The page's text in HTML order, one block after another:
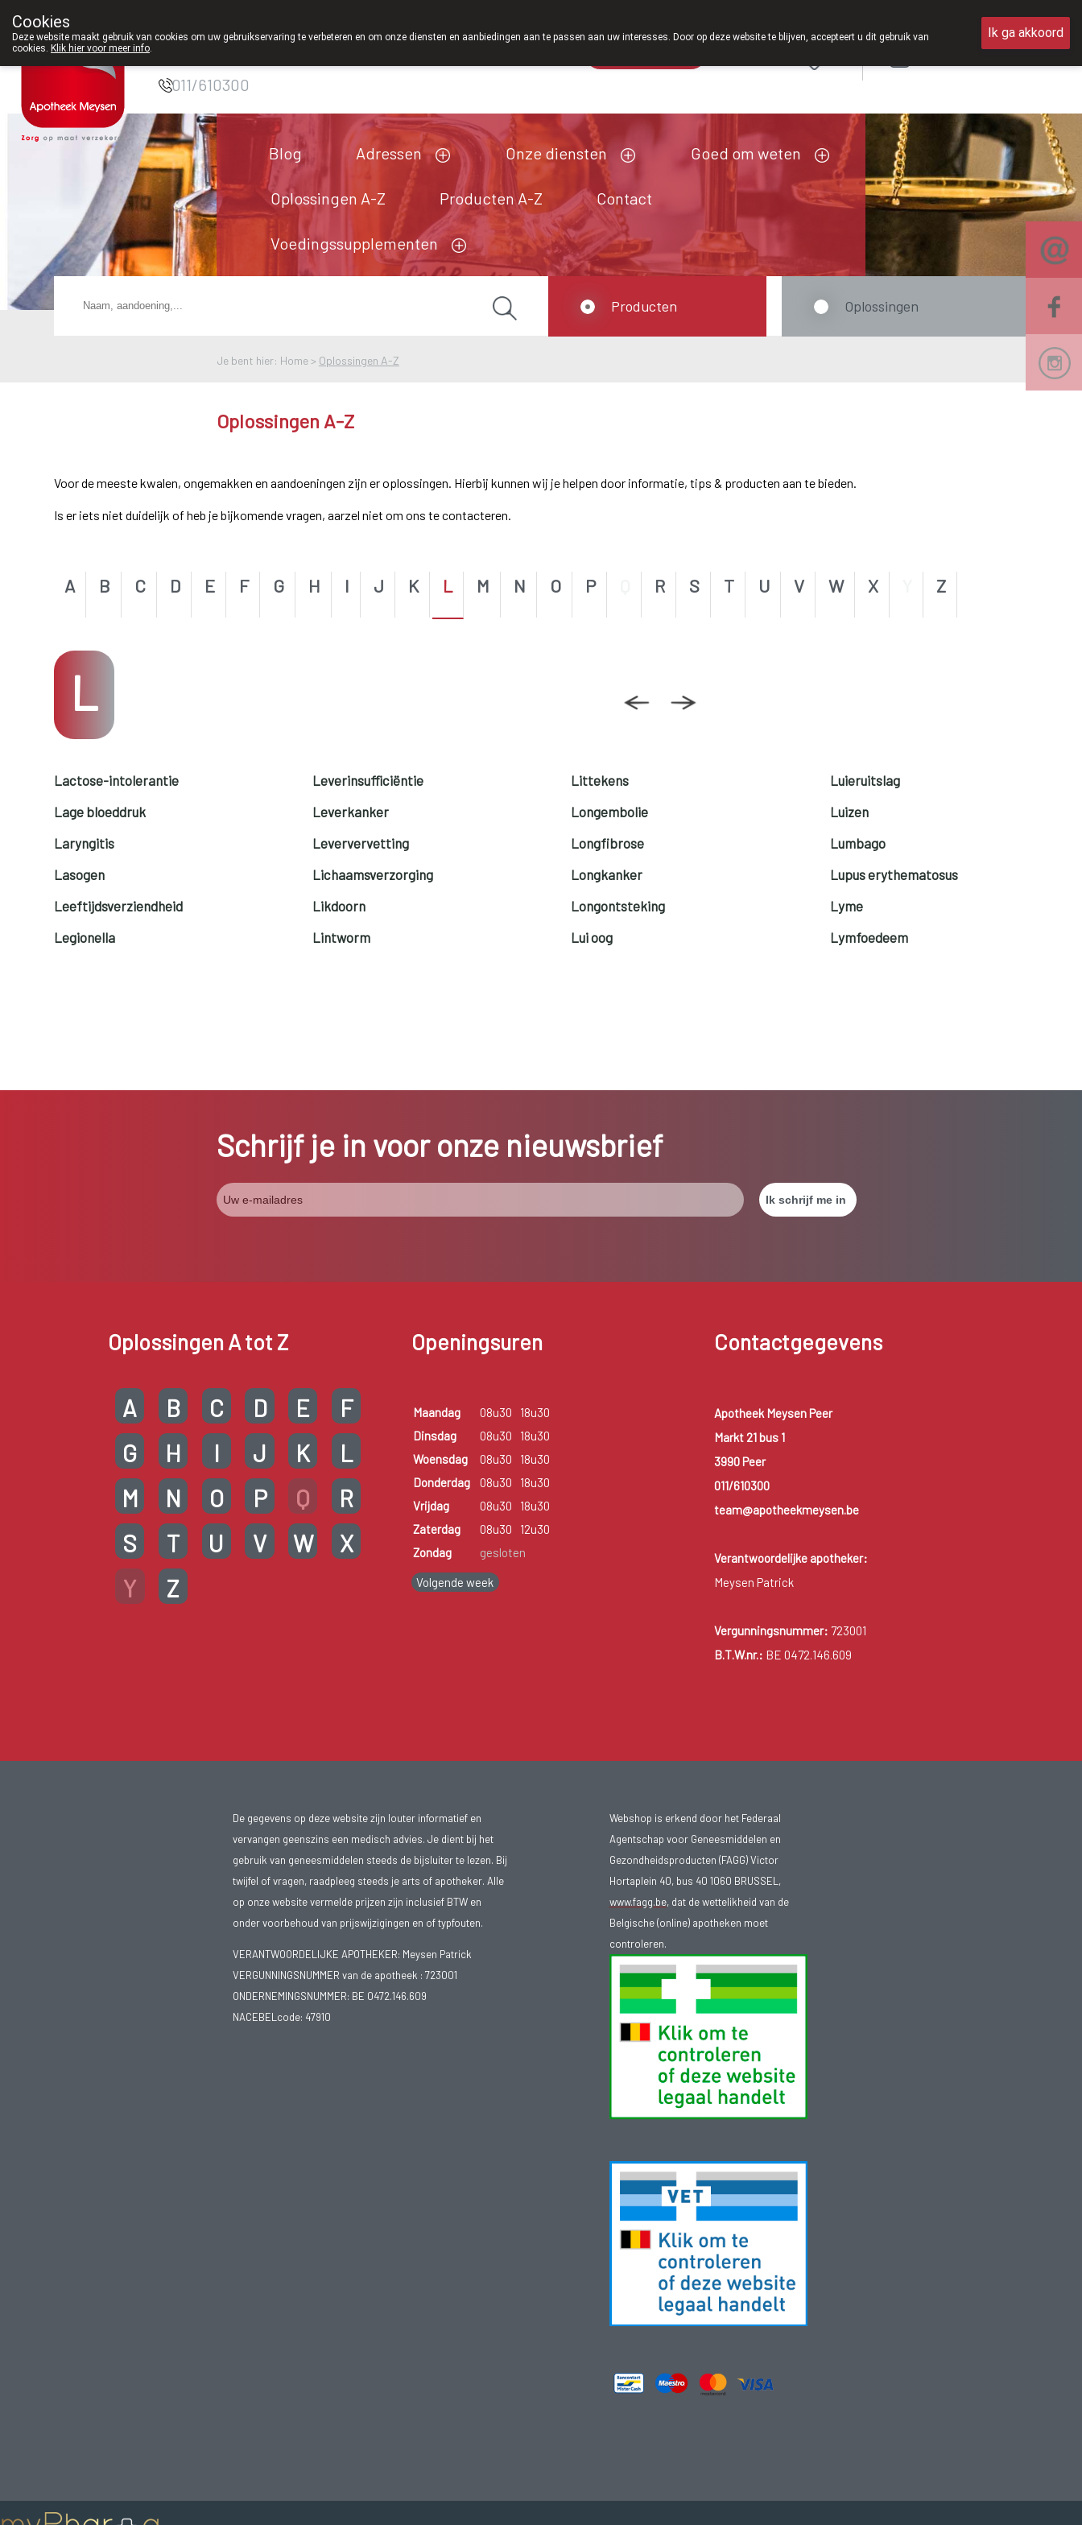
Apotheek Meysen
011/610300
Blog Adressen Onze diensten Goed om weten
Oplossingen A-Z Producten A-Z Contact
Voedingssupplementen
Je bent hier: Home > Oplossingen A-Z
Oplossingen A-Z
Producten Oplossingen
Voor de meeste kwalen, ongemakken en aandoeningen zijn er oplossingen. Hierbij kunnen wij je helpen door informatie, tips & producten aan te bieden.
Is er iets niet duidelijk of heb je bijkomende vragen, aarzel niet om ons te contacteren.
A B C D E F G H I J K L M N O P R S T U V W X Z
L
Lactose-intolerantie
Lage bloeddruk
Laryngitis
Lasogen
Leeftijdsverziendheid
Legionella
Leverinsufficiëntie
Leverkanker
Leververvetting
Lichaamsverzorging
Likdoorn
Lintworm
Littekens
Longembolie
Longfibrose
Longkanker
Longontsteking
Lui oog
Luieruitslag
Luizen
Lumbago
Lupus erythematosus
Lyme
Lymfoedeem
Schrijf je in voor onze nieuwsbrief
Oplossingen A tot Z
A B C D E
F
G
H I J K
L
M
N O P Q
R
S
T U V W
X
Y
Z
Openingsuren
Maandag 08u30
18u30
Dinsdag
08u30
18u30
Woensdag
08u30
18u30
Donderdag
08u30
18u30
Vrijdag
08u30
18u30
Zaterdag
08u30
12u30
Zondag
gesloten
Volgende week
Contactgegevens
Apotheek Meysen Peer
Markt 21 bus 1
3990 Peer
011/610300
team@apotheekmeysen.be
Verantwoordelijke apotheker:
Meysen Patrick
Vergunningsnummer: 723001
B.T.W.nr.: BE 0472.146.609
De gegevens op deze website zijn louter informatief en
vervangen geenszins een medisch advies. Je dient bij het
gebruik van geneesmiddelen steeds de bijsluiter te lezen. Bij
twijfel of vragen, raadpleeg steeds je arts of apotheker. Alle
op onze website vermelde prijzen zijn inclusief BTW en
onder voorbehoud van prijswijzigingen en of typfouten.
VERANTWOORDELIJKE APOTHEKER: Meysen Patrick
VERGUNNINGSNUMMER van de apotheek : 723001
ONDERNEMINGSNUMMER: BE 0472.146.609
NACEBELcode: 47910
Webshop is erkend door het Federaal
Agentschap voor Geneesmiddelen en
Gezondheidsproducten (FAGG) Victor
Hortaplein 40, bus 40 1060 BRUSSEL,
www.fagg.be, dat de wettelikheid van de
Belgische (online) apotheken moet
controleren.
Cookies
Deze website maakt gebruik van cookies om uw gebruikservaring te verbeteren en om onze diensten en aanbiedingen aan te passen aan uw interesses. Door op deze website te blijven, accepteert u dit gebruik van
cookies. Klik hier voor meer info.
Ik ga akkoord